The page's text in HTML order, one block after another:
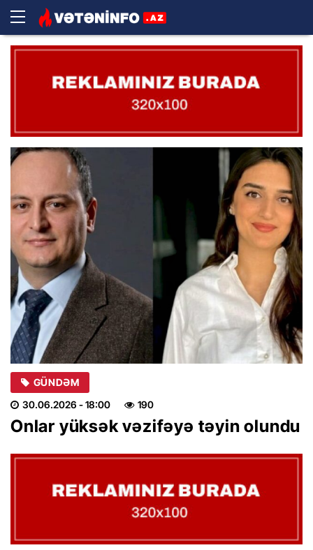
GÜNDƏM
30.06.2026 - 18:00 190
Onlar yüksək vəzifəyə təyin olundu